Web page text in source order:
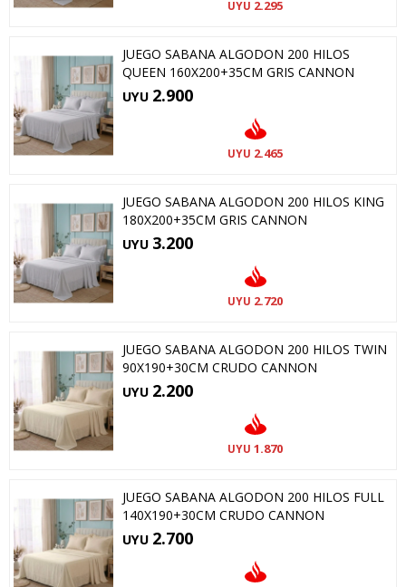
UYU 2.295
JUEGO SABANA ALGODON 200 HILOS
QUEEN 160X200+35CM GRIS CANNON
UYU 2.900
UYU 2.465
JUEGO SABANA ALGODON 200 HILOS KING
180X200+35CM GRIS CANNON
UYU 3.200
UYU 2.720
JUEGO SABANA ALGODON 200 HILOS TWIN
90X190+30CM CRUDO CANNON
UYU 2.200
UYU 1.870
JUEGO SABANA ALGODON 200 HILOS FULL
140X190+30CM CRUDO CANNON
UYU 2.700